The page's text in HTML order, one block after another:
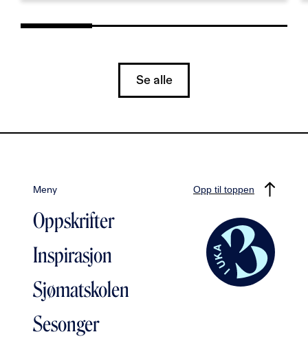
Se alle
Meny
Oppskrifter
Inspirasjon
Sjømatskolen
Sesonger
Opp til toppen